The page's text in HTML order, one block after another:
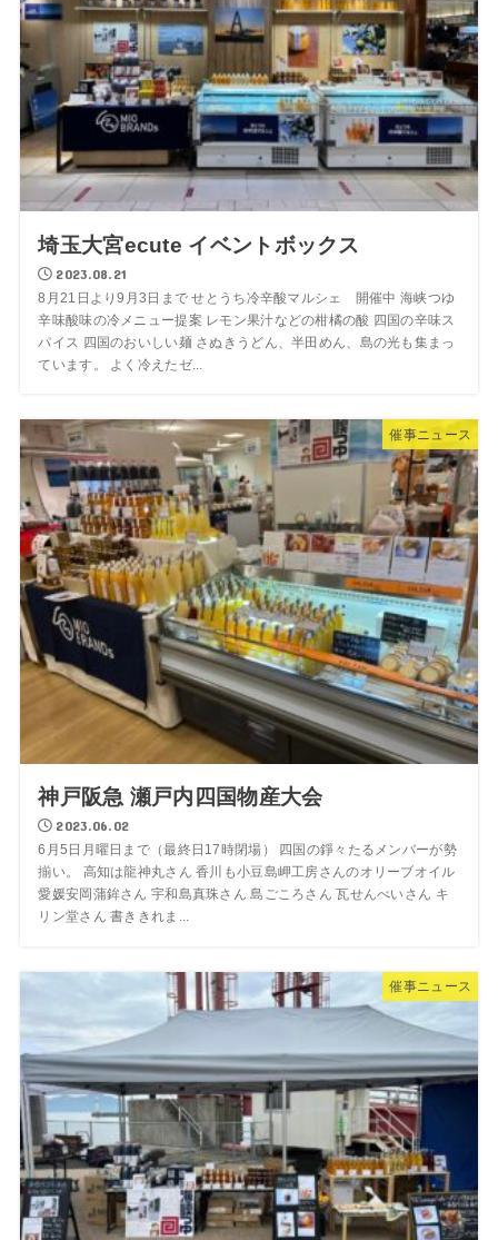
埼玉大宮ecute イベントボックス
2023.08.21
8月21日より9月3日まで せとうち冷辛酸マルシェ 開催中 海峡つゆ
辛味酸味の冷メニュー提案 レモン果汁などの柑橘の酸 四国の辛味ス
パイス 四国のおいしい麺 さぬきうどん、半田めん、島の光も集まっ
ています。 よく冷えたゼ...
催事ニュース
神戸阪急 瀬戸内四国物産大会
2023.06.02
6月5日月曜日まで（最終日17時閉場） 四国の錚々たるメンバーが勢
揃い。 高知は龍神丸さん 香川も小豆島岬工房さんのオリーブオイル
愛媛安岡蒲鉾さん 宇和島真珠さん 島ごころさん 瓦せんべいさん キ
リン堂さん 書ききれま...
催事ニュース